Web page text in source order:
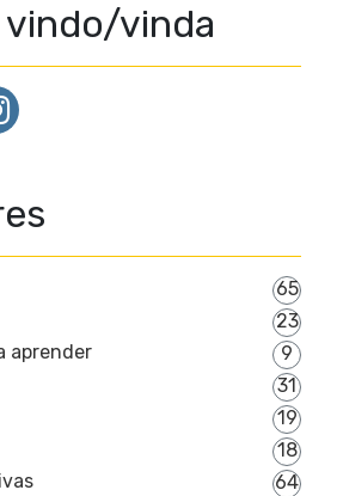
vindo/vinda
65
23
aprender
9
31
19
18
64